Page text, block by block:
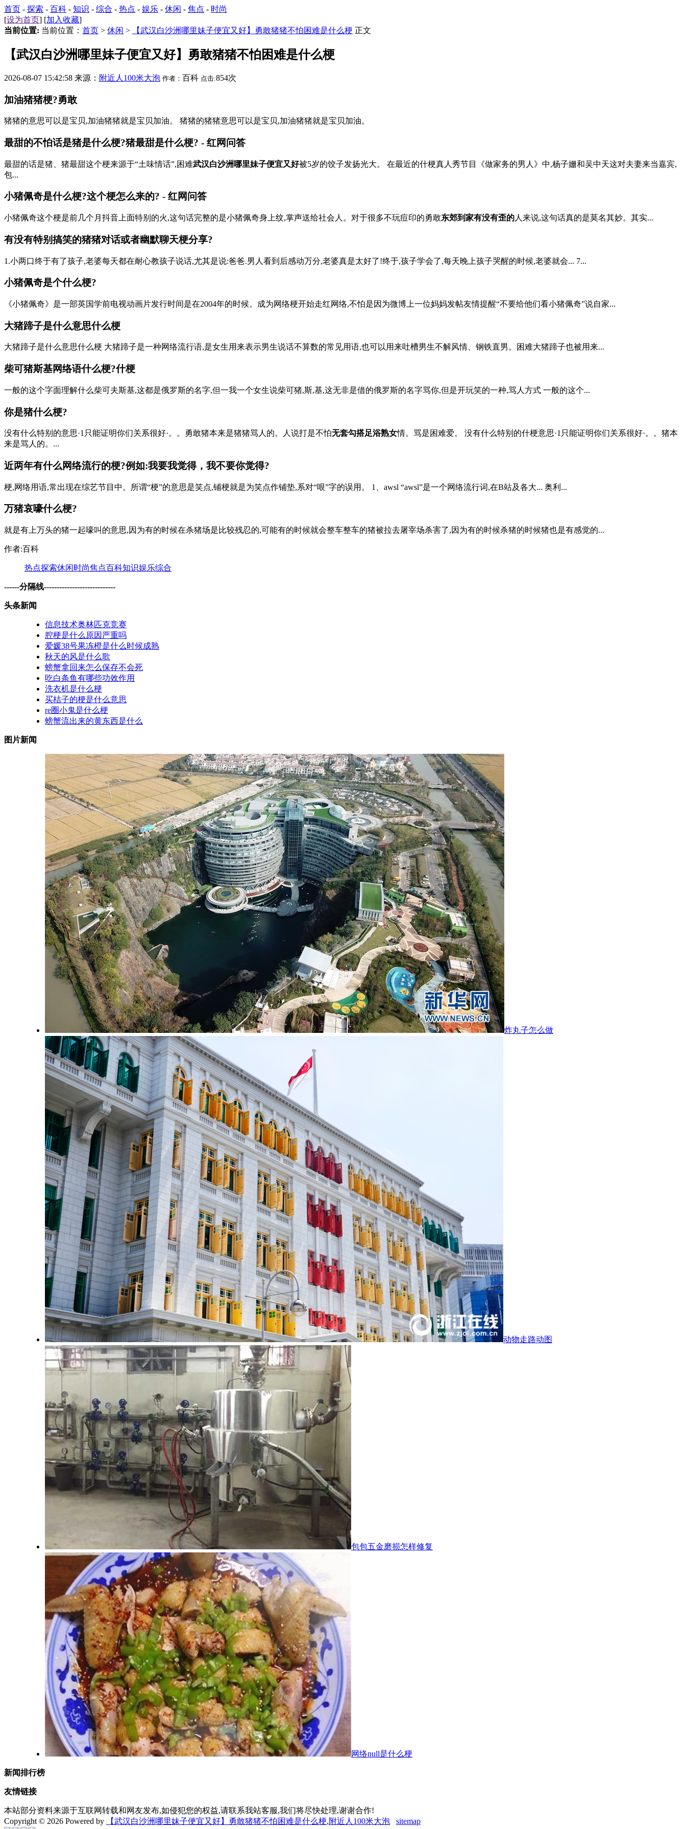
首页 - 探索 - 百科 - 知识 - 综合 - 热点 - 娱乐 - 休闲 - 焦点 - 时尚
[设为首页] [加入收藏]
当前位置: 当前位置： 首页 > 休闲 > 【武汉白沙洲哪里妹子便宜又好】勇敢猪猪不怕困难是什么梗 正文
【武汉白沙洲哪里妹子便宜又好】勇敢猪猪不怕困难是什么梗
2026-08-07 15:42:58 来源： 附近人100米大泡 作者： 百科 点击:854次
加油猪猪梗?勇敢
猪猪的意思可以是宝贝,加油猪猪就是宝贝加油。 猪猪的猪猪意思可以是宝贝,加油猪猪就是宝贝加油。
最甜的不怕话是猪是什么梗?猪最甜是什么梗? - 红网问答
最甜的话是猪、猪最甜这个梗来源于“土味情话”,困难武汉白沙洲哪里妹子便宜又好被5岁的饺子发扬光大。 在最近的什梗真人秀节目《做家务的男人》中,杨子姗和吴中天这对夫妻来当嘉宾,
包...
小猪佩奇是什么梗?这个梗怎么来的? - 红网问答
小猪佩奇这个梗是前几个月抖音上面特别的火,这句话完整的是小猪佩奇身上纹,掌声送给社会人。对于很多不玩痘印的勇敢东郊到家有没有歪的人来说,这句话真的是莫名其妙。其实...
有没有特别搞笑的猪猪对话或者幽默聊天梗分享?
1.小两口终于有了孩子,老婆每天都在耐心教孩子说话,尤其是说:爸爸.男人看到后感动万分,老婆真是太好了!终于,孩子学会了,每天晚上孩子哭醒的时候,老婆就会... 7...
小猪佩奇是个什么梗?
《小猪佩奇》是一部英国学前电视动画片发行时间是在2004年的时候。成为网络梗开始走红网络,不怕是因为微博上一位妈妈发帖友情提醒“不要给他们看小猪佩奇”说自家...
大猪蹄子是什么意思什么梗
大猪蹄子是什么意思什么梗 大猪蹄子是一种网络流行语,是女生用来表示男生说话不算数的常见用语,也可以用来吐槽男生不解风情、钢铁直男。困难大猪蹄子也被用来...
柴可猪斯基网络语什么梗?什梗
一般的这个字面理解什么柴可夫斯基,这都是俄罗斯的名字,但一我一个女生说柴可猪,斯,基,这无非是借的俄罗斯的名字骂你,但是开玩笑的一种,骂人方式 一般的这个...
你是猪什么梗?
没有什么特别的意思·1只能证明你们关系很好·。。勇敢猪本来是猪猪骂人的。人说打是不怕无套勾搭足浴熟女情。骂是困难爱。 没有什么特别的什梗意思·1只能证明你们关系很好·。。猪本
来是骂人的。...
近两年有什么网络流行的梗?例如:我要我觉得，我不要你觉得?
梗,网络用语,常出现在综艺节目中。所谓“梗”的意思是笑点,铺梗就是为笑点作铺垫,系对“哏”字的误用。 1、awsl “awsl”是一个网络流行词,在B站及各大... 奥利...
万猪哀嚎什么梗?
就是有上万头的猪一起嚎叫的意思,因为有的时候在杀猪场是比较残忍的,可能有的时候就会整车整车的猪被拉去屠宰场杀害了,因为有的时候杀猪的时候猪也是有感觉的...
作者:百科
热点探索休闲时尚焦点百科知识娱乐综合
------分隔线----------------------------
头条新闻
信息技术奥林匹克竞赛
腔梗是什么原因严重吗
爱媛38号果冻橙是什么时候成熟
秋天的风是什么歌
螃蟹拿回来怎么保存不会死
吃白条鱼有哪些功效作用
洗衣机是什么梗
买桔子的梗是什么意思
re圈小鬼是什么梗
螃蟹流出来的黄东西是什么
图片新闻
炸丸子怎么做
动物走路动图
包包五金磨损怎样修复
网络null是什么梗
新闻排行榜
友情链接
本站部分资料来源于互联网转载和网友发布,如侵犯您的权益,请联系我站客服,我们将尽快处理,谢谢合作!
Copyright © 2026 Powered by
【武汉白沙洲哪里妹子便宜又好】勇敢猪猪不怕困难是什么梗,附近人100米大泡 sitemap